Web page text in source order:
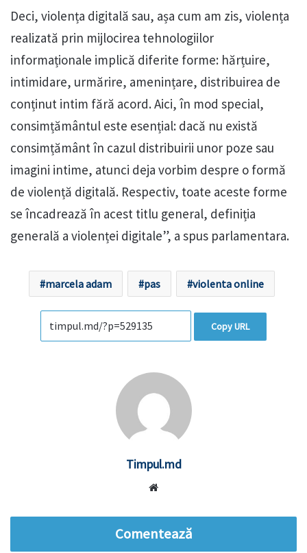
Deci, violența digitală sau, așa cum am zis, violența
realizată prin mijlocirea tehnologiilor
informaționale implică diferite forme: hărțuire,
intimidare, urmărire, amenințare, distribuirea de
conținut intim fără acord. Aici, în mod special,
consimțământul este esențial: dacă nu există
consimțământ în cazul distribuirii unor poze sau
imagini intime, atunci deja vorbim despre o formă
de violență digitală. Respectiv, toate aceste forme
se încadrează în acest titlu general, definiția
generală a violenței digitale”, a spus parlamentara.
marcela adam pas violenta online
Copy URL
Timpul.md
Comentează